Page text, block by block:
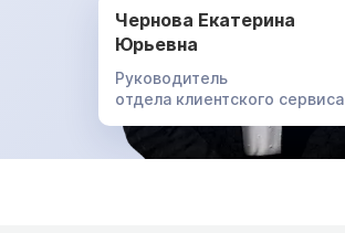
Чернова Екатерина
Юрьевна
Руководитель
отдела клиентского сервиса